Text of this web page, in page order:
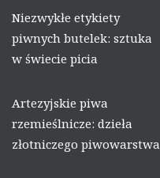
Niezwykłe etykiety
piwnych butelek: sztuka
w świecie picia
Artezyjskie piwa
rzemieślnicze: dzieła
złotniczego piwowarstwa